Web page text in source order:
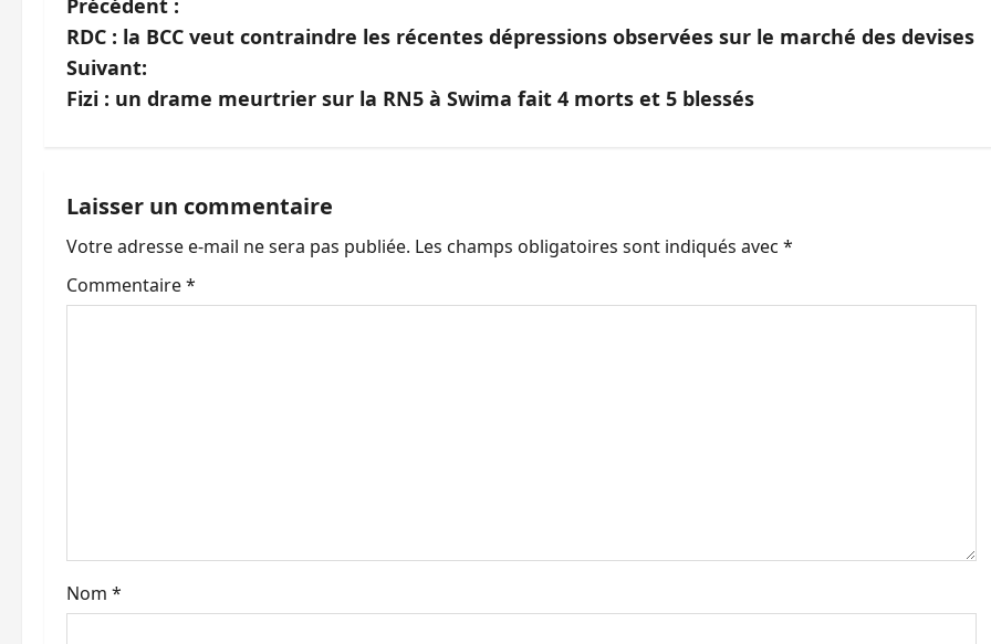
N
a
v
g
a
t
a
r
Précédent :
RDC : la BCC veut contraindre les récentes dépressions observées sur le marché des devises
Suivant:
Fizi : un drame meurtrier sur la RN5 à Swima fait 4 morts et 5 blessés
Laisser un commentaire
Votre adresse e-mail ne sera pas publiée. Les champs obligatoires sont indiqués avec *
Commentaire*
Nom *